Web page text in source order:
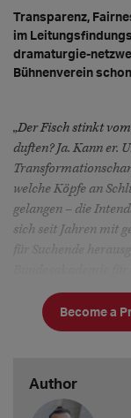
Transparenz,
im
dramaturgie-
Bühnenverein
„Der Fisch stinkt
duften? Ja. Kann er.
welche Köpfe an
gelangen – die
sich seit Jahren mit
„Rethinking
Become a
Author